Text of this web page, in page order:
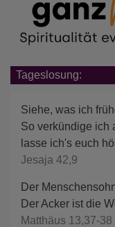
Tageslosung:
Siehe, was ich
So verkündige ich
lasse ich's euch
Jesaja 42,9
Der
Der Acker ist die
Matthäus 13,37-38